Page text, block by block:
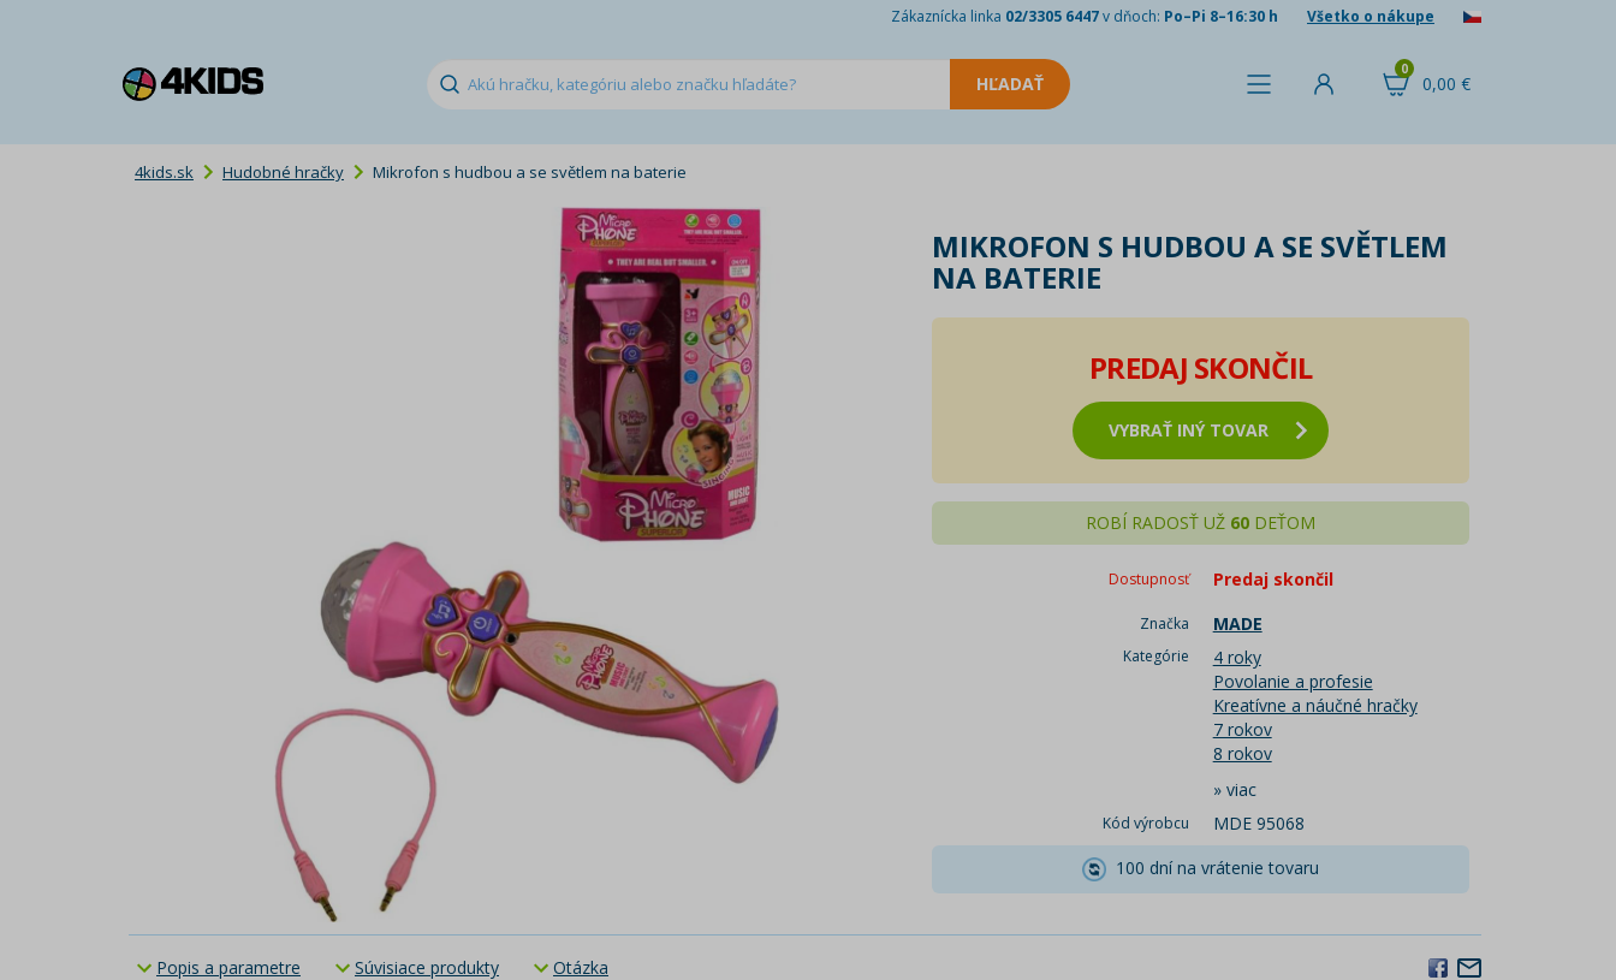
Zákaznícka linka 02/3305 6447v dňoch: Po–Pi 8–16:30 h Všetko o nákupe
0,00 €
0
4kids.sk Hudobné hračky Mikrofon s hudbou a se světlem na baterie
MIKROFON S HUDBOU A SE SVĚTLEM
NA BATERIE
PREDAJ SKONČIL
VYBRAŤ INÝ TOVAR
ROBÍ RADOSŤ UŽ 60 DEŤOM
Dostupnosť Predaj skončil
Značka MADE
Kategórie
4 roky
Povolanie a profesie
Kreatívne a náučné hračky
7 rokov
8 rokov
» viac
Kód výrobcu
MDE 95068
100 dní na vrátenie tovaru
Popis a parametre Súvisiace produkty Otázka